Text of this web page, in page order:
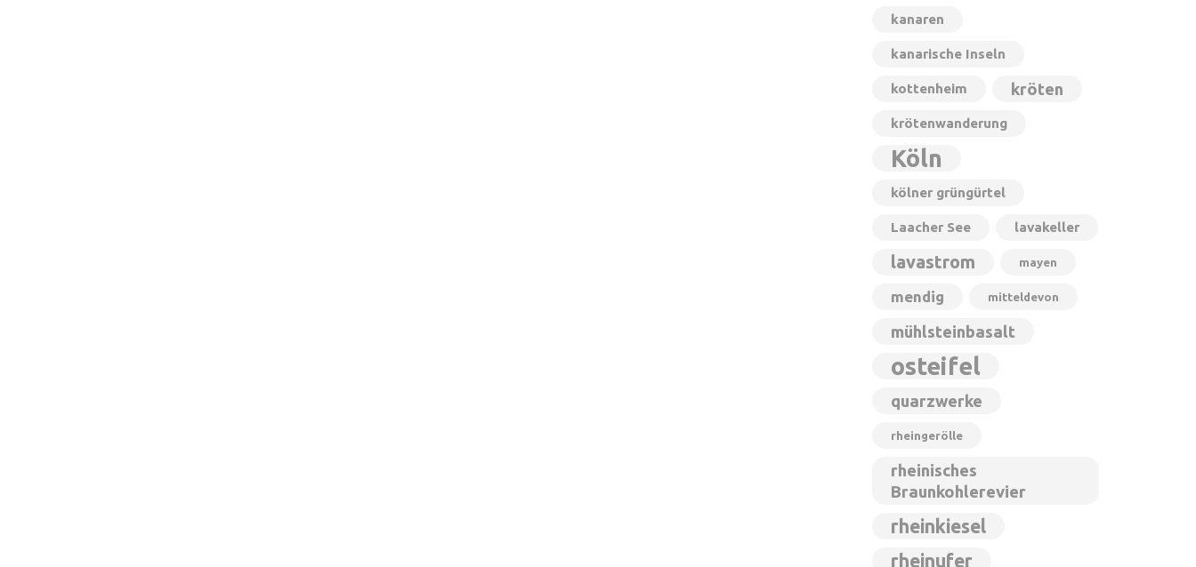
kanaren
kanarische Inseln
kottenheim kröten
krötenwanderung
Köln
kölner grüngürtel
Laacher See lavakeller
lavastrom mayen
mendig mitteldevon
mühlsteinbasalt
osteifel
quarzwerke
rheingerölle
rheinisches
Braunkohlerevier
rheinkiesel
rheinufer